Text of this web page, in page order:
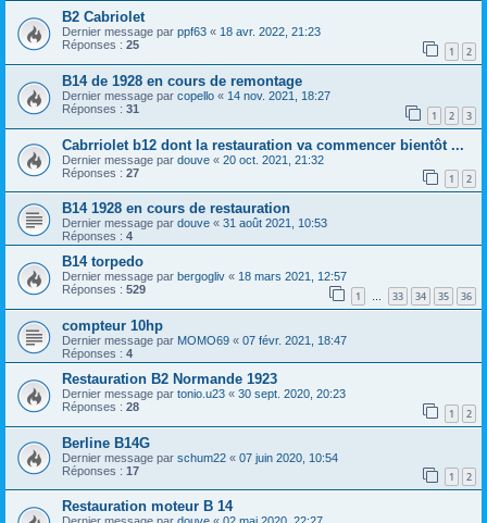
B2 Cabriolet
Dernier message par ppf63 « 18 avr. 2022, 21:23
Réponses : 25 1 2
B14 de 1928 en cours de remontage
Dernier message par copello « 14 nov. 2021, 18:27
Réponses : 31 1 2 3
Cabrriolet b12 dont la restauration va commencer bientôt ...
Dernier message par douve « 20 oct. 2021, 21:32
Réponses : 27 1 2
B14 1928 en cours de restauration
Dernier message par douve « 31 août 2021, 10:53
Réponses : 4
B14 torpedo
Dernier message par bergogliv « 18 mars 2021, 12:57
Réponses : 529 1 … 33 34 35 36
compteur 10hp
Dernier message par MOMO69 « 07 févr. 2021, 18:47
Réponses : 4
Restauration B2 Normande 1923
Dernier message par tonio.u23 « 30 sept. 2020, 20:23
Réponses : 28 1 2
Berline B14G
Dernier message par schum22 « 07 juin 2020, 10:54
Réponses : 17 1 2
Restauration moteur B 14